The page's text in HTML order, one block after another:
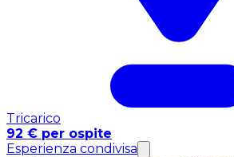
Tricarico
92 € per ospite
Esperienza condivisa